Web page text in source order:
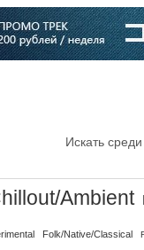
Искать
Ambient
Folk/Native/Classical